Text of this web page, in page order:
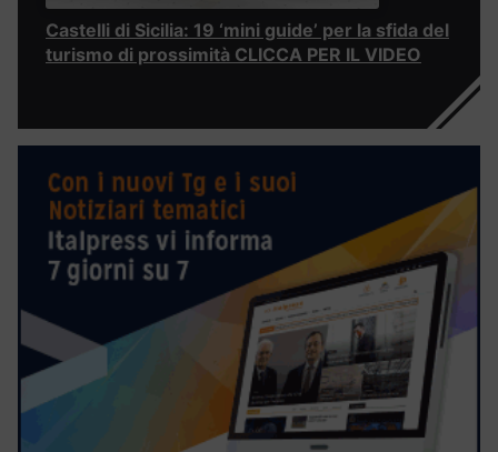
Castelli di Sicilia: 19 ‘mini guide’ per la sfida del
turismo di prossimità CLICCA PER IL VIDEO